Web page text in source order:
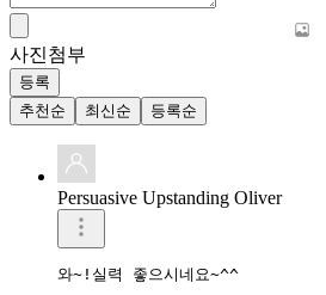
사진첨부
등록
추천순
최신순 등록순
Persuasive Upstanding Oliver
와~!실력 좋으시네요~^^